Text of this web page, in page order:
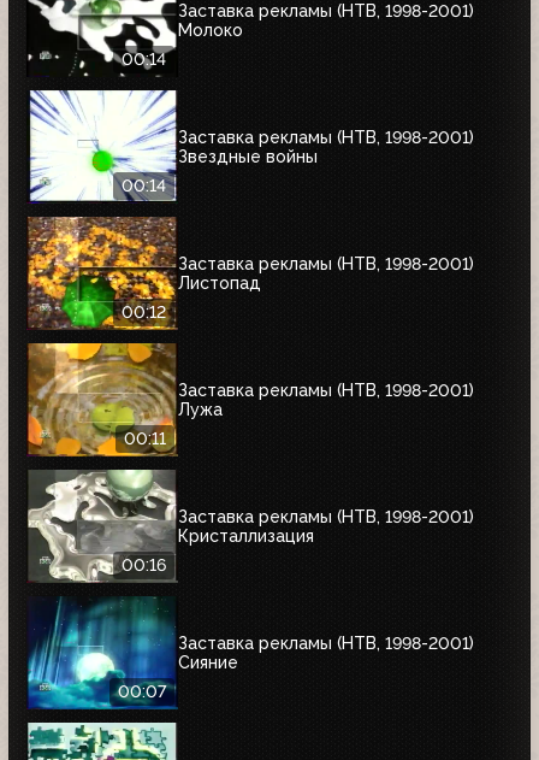
00:14
Заставка рекламы (НТВ, 1998-2001)
Молоко
00:14
Заставка рекламы (НТВ, 1998-2001)
Звездные войны
00:12
Заставка рекламы (НТВ, 1998-2001)
Листопад
00:11
Заставка рекламы (НТВ, 1998-2001)
Лужа
00:16
Заставка рекламы (НТВ, 1998-2001)
Кристаллизация
00:07
Заставка рекламы (НТВ, 1998-2001)
Сияние